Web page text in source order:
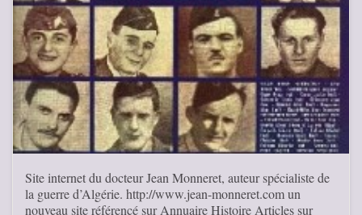
Site internet du docteur Jean Monneret, auteur spécialiste de
la guerre d’Algérie. http://www.jean-monneret.com un
nouveau site référencé sur Annuaire Histoire Articles sur